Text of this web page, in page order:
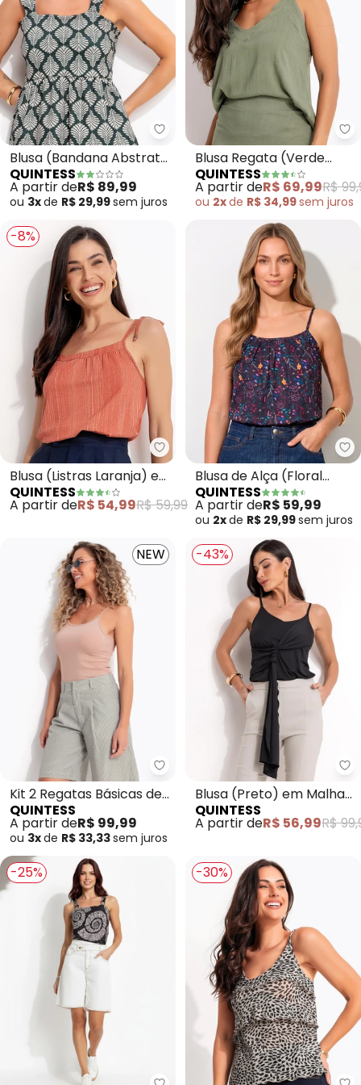
Quintess - Blusa (Bandana
Blusa (Bandana Abstrato
Verde) em Malha Fria
QUINTESS
A partir deR$ 89,99
ou 3xde R$ 29,99sem juros
Blusa Regata (Verde
Oliva) em Viscose Plana
QUINTESS
A partir deR$ 69,99R$
ou 2xde R$ 34,99sem juros
-8%
Quintess - Blusa (Listras
Blusa (Listras Laranja) em
Malha de Viscose
QUINTESS
A partir deR$ 54,99R$ 59,99
Blusa de Alça (Floral
Preto)
QUINTESS
A partir deR$ 59,99
ou 2xde R$ 29,99sem juros
NEW
Quintess - Kit 2 Regatas
Kit 2 Regatas Básicas de
Alça Fina
QUINTESS
A partir deR$ 99,99
ou 3xde R$ 33,33sem juros
-43%
Blusa (Preto) em Malha
Fria
QUINTESS
A partir deR$ 56,99R$
-25% -30%